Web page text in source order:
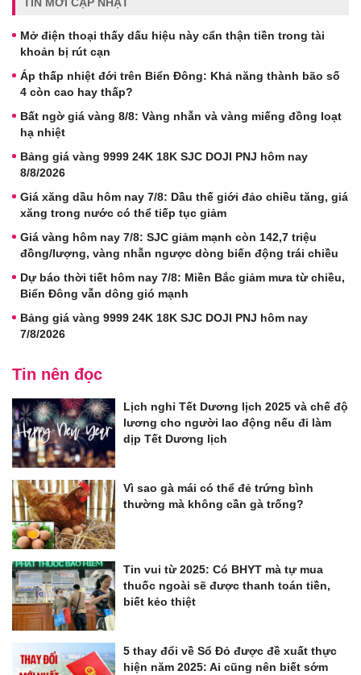
Mở điện thoại thấy dấu hiệu này cẩn thận tiền trong tài
khoản bị rút cạn
Áp thấp nhiệt đới trên Biển Đông: Khả năng thành bão số
4 còn cao hay thấp?
Bất ngờ giá vàng 8/8: Vàng nhẫn và vàng miếng đồng loạt
hạ nhiệt
Bảng giá vàng 9999 24K 18K SJC DOJI PNJ hôm nay
8/8/2026
Giá xăng dầu hôm nay 7/8: Dầu thế giới đảo chiều tăng, giá
xăng trong nước có thể tiếp tục giảm
Giá vàng hôm nay 7/8: SJC giảm mạnh còn 142,7 triệu
đồng/lượng, vàng nhẫn ngược dòng biến động trái chiều
Dự báo thời tiết hôm nay 7/8: Miền Bắc giảm mưa từ chiều,
Biển Đông vẫn dông gió mạnh
Bảng giá vàng 9999 24K 18K SJC DOJI PNJ hôm nay
7/8/2026
Tin nên đọc
Lịch nghỉ Tết Dương lịch 2025 và chế độ
lương cho người lao động nếu đi làm
dịp Tết Dương lịch
Vì sao gà mái có thể đẻ trứng bình
thường mà không cần gà trống?
Tin vui từ 2025: Có BHYT mà tự mua
thuốc ngoài sẽ được thanh toán tiền,
biết kẻo thiệt
5 thay đổi về Sổ Đỏ được đề xuất thực
hiện năm 2025: Ai cũng nên biết sớm